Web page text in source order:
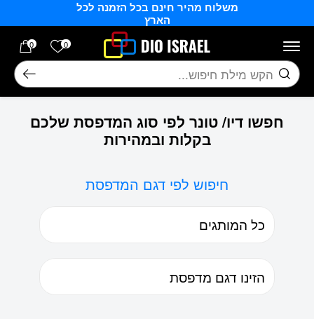
משלוח מהיר חינם בכל הזמנה לכל
הארץ
0 הרשימה
0
חיפוש
חפשו דיו/ טונר לפי סוג המדפסת שלכם
בקלות ובמהירות
חיפוש לפי דגם המדפסת